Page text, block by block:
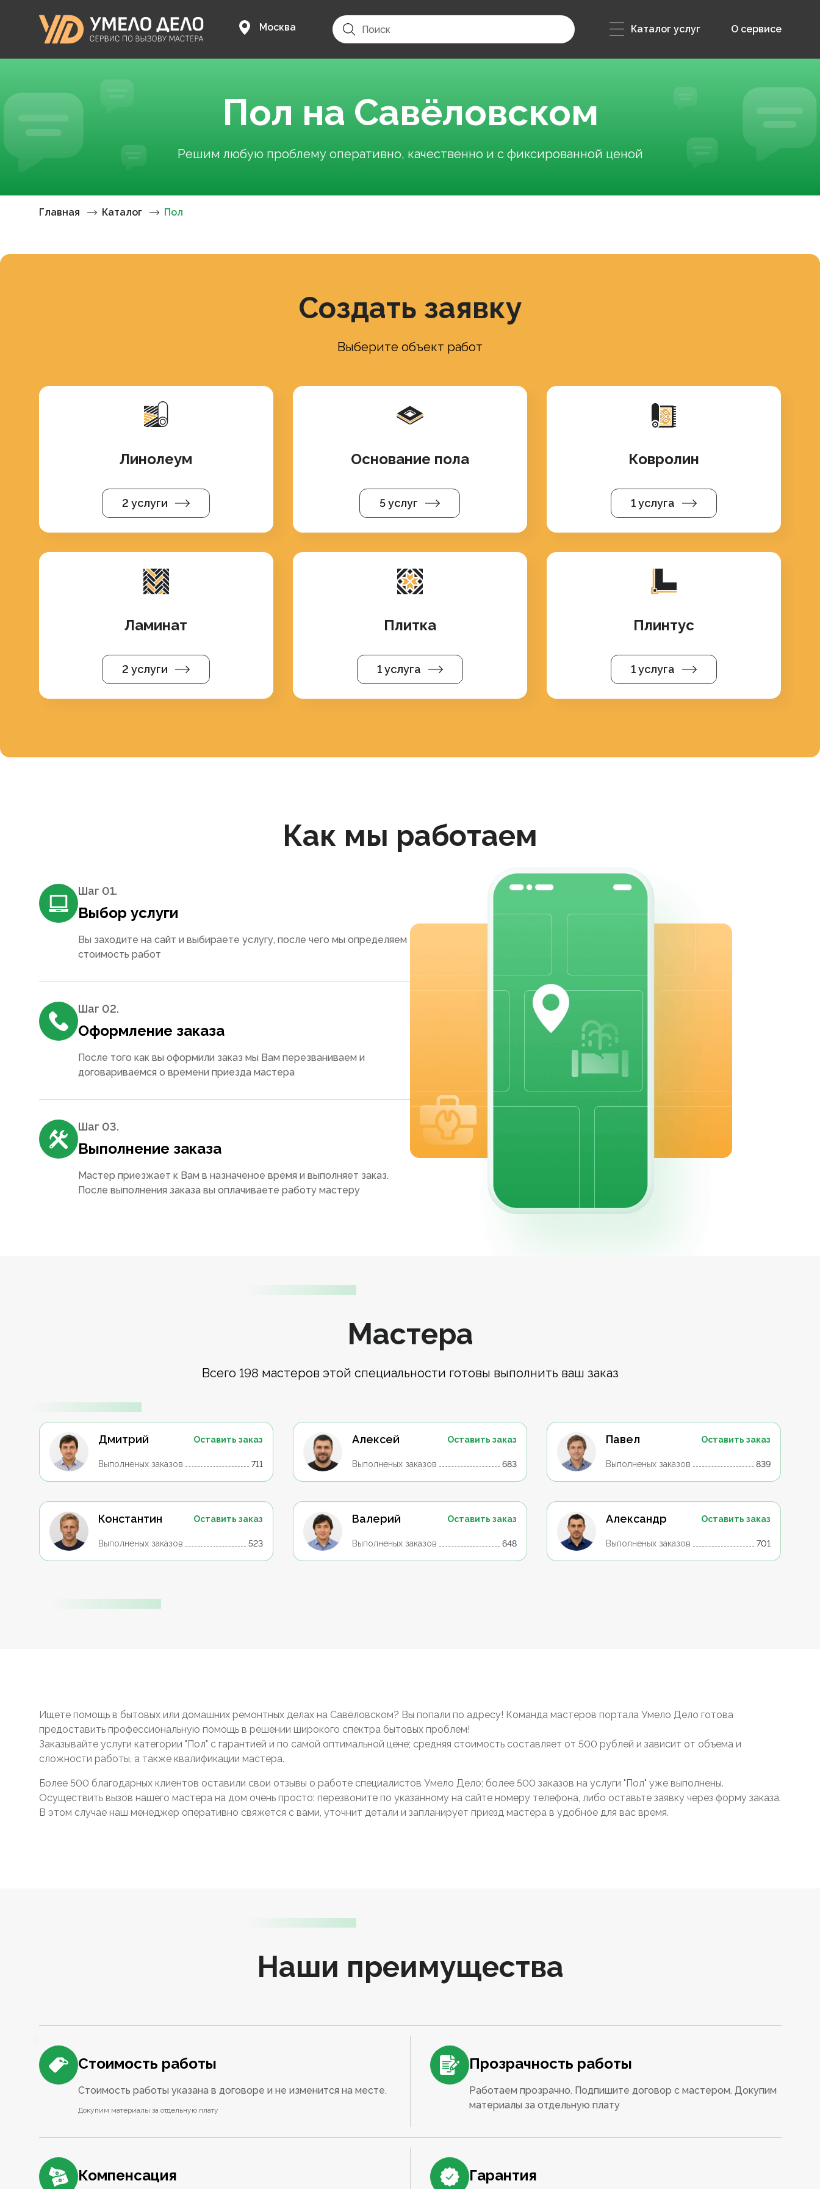
Москва Каталог услуг О сервисе
Пол на Савёловском
Решим любую проблему оперативно, качественно и с фиксированной ценой
Главная Каталог Пол
Создать заявку
Выберите объект работ
Линолеум
2 услуги
Основание пола
5 услуг
Ковролин
1 услуга
Ламинат
2 услуги
Плитка
1 услуга
Плинтус
1 услуга
Как мы работаем
Шаг 01.
Выбор услуги
Вы заходите на сайт и выбираете услугу, после чего мы определяем
стоимость работ
Шаг 02.
Оформление заказа
После того как вы оформили заказ мы Вам перезваниваем и
договариваемся о времени приезда мастера
Шаг 03.
Выполнение заказа
Мастер приезжает к Вам в назначеное время и выполняет заказ.
После выполнения заказа вы оплачиваете работу мастеру
Мастера
Всего 198 мастеров этой специальности готовы выполнить ваш заказ
Дмитрий Оставить заказ
Выполненых заказов 711
Алексей Оставить заказ
Выполненых заказов 683
Павел Оставить заказ
Выполненых заказов 839
Константин Оставить заказ
Выполненых заказов 523
Валерий Оставить заказ
Выполненых заказов 648
Александр Оставить заказ
Выполненых заказов 701
Ищете помощь в бытовых или домашних ремонтных делах на Савёловском? Вы попали по адресу! Команда мастеров портала Умело Дело готова
предоставить профессиональную помощь в решении широкого спектра бытовых проблем!
Заказывайте услуги категории "Пол" с гарантией и по самой оптимальной цене; средняя стоимость составляет от 500 рублей и зависит от объема и
сложности работы, а также квалификации мастера.
Более 500 благодарных клиентов оставили свои отзывы о работе специалистов Умело Дело; более 500 заказов на услуги "Пол" уже выполнены.
Осуществить вызов нашего мастера на дом очень просто: перезвоните по указанному на сайте номеру телефона, либо оставьте заявку через форму заказа.
В этом случае наш менеджер оперативно свяжется с вами, уточнит детали и запланирует приезд мастера в удобное для вас время.
Наши преимущества
Стоимость работы
Стоимость работы указана в договоре и не изменится на месте.
Докупим материалы за отдельную плату
Прозрачность работы
Работаем прозрачно. Подпишите договор с мастером. Докупим
материалы за отдельную плату
Компенсация Гарантия